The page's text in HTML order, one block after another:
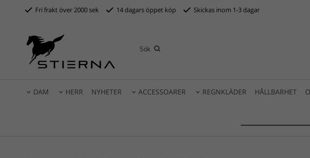
Fri frakt över 2000 sek 14 dagars öppet köp Skickas inom 1-3 dagar
DAM HERR NYHETER ACCESSOARER REGNKLÄDER HÅLLBARHET